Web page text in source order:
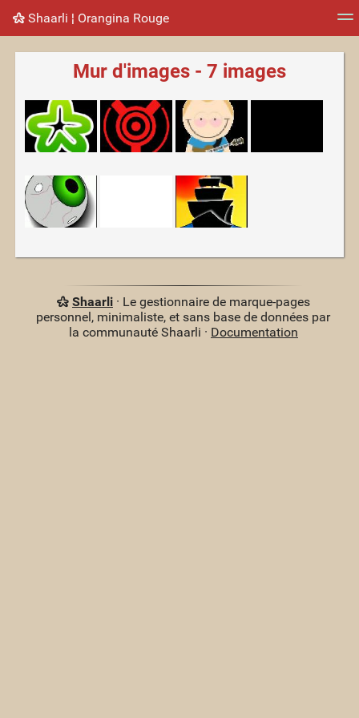
Shaarli ¦ Orangina Rouge
Nuage de tags Mur d'images Quotidien Flux
Mur d'images - 7 images
Shaarli· Le gestionnaire de marque-pages
personnel, minimaliste, et sans base de données par
la communauté Shaarli · Documentation